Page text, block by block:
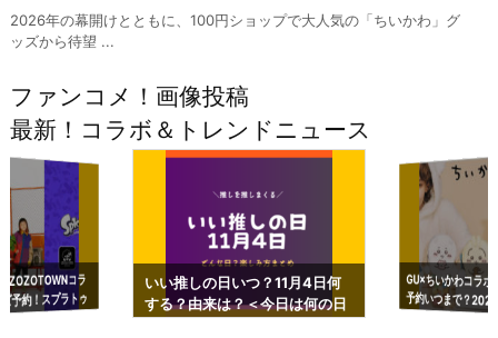
2026年の幕開けとともに、100円ショップで大人気の「ちいかわ」グ
ッズから待望 ...
ファンコメ！画像投稿
最新！コラボ＆トレンドニュース
コラ
予約！スプラトゥ
ップも渋谷Hz
いい推しの日いつ？11月4日何
する？由来は？＜今日は何の日
GU×ちいかわコラ
予約いつまで？
ーチやショルダー